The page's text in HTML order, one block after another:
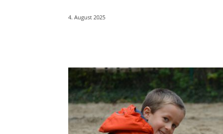
4. August 2025